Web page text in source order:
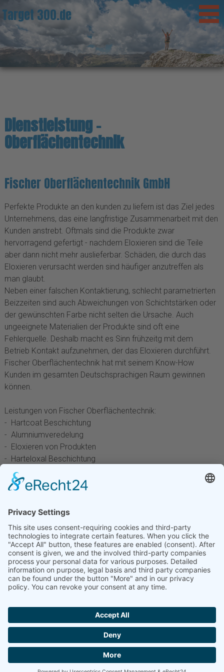
Target 300.de
Dienstleistung -
Oberflächentechnik
Fischer Oberflächentechnik GmbH
Perfekte Produkte an den kunden zu liefern ist das Ziel jedes
Unternehmens, das eine langfristige Zusammenarbeit mit den
Kunden anstrebt. Oftmals sind die Produkte zwar
hervorragend gefertigt - nachdem Eloxieren sind die Teile
aber dann nicht mehr auslieferbar. Schäden, die durch das
Eloxieren verursacht werden sind häufiger anzutreffen als
man glaubt.
Neben einer falschen Kontaktierung, schlecht parametrierten
Beizzeiten sind auch Abweichungen von Schichtstärken oder
der gewünschten Farbe nicht selten die Ursache. Auch
ungeeignete Materialien der Produkte sind oft eine
Fehlerquelle. Deshalb macht es Sinn frühzeitg mit dem
Betrieb Kontakt aufzunehmen, der das Eloxieren durchführt.
Fischer Oberflächentechnik hat mit seinem Know-How
Kunden im gesamten Deutschsprachigen Raum gewinnen
können.
Leistungen von Fischer Oberflächentechnik:
- Hartcoat Beschichtung
- Alumniumveredelung
- Eloxieren von Produkten
- Harteloxal Beschichtung
Wullener Feld 15A
D-58454 Witten
Home
Datenschutz
Impressum
Login